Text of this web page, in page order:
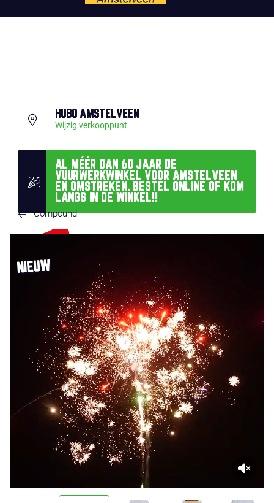
HUBO AMSTELVEEN
Wijzig verkooppunt
AL MÉÉR DAN 60 JAAR DE
VUURWERKWINKEL VOOR AMSTELVEEN
EN OMSTREKEN. BESTEL ONLINE OF KOM
LANGS IN DE WINKEL!!
Compound
NIEUW